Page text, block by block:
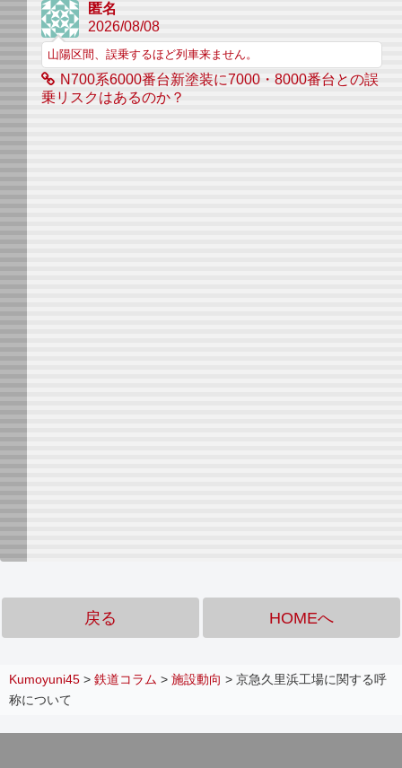
匿名
2026/08/08
山陽区間、誤乗するほど列車来ません。
N700系6000番台新塗装に7000・8000番台との誤
乗リスクはあるのか？
戻る HOMEへ
Kumoyuni45 > 鉄道コラム > 施設動向 > 京急久里浜工場に関する呼
称について